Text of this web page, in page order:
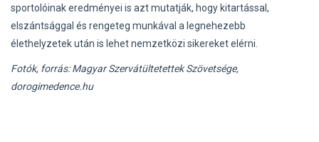
sportolóinak eredményei is azt mutatják, hogy kitartással,
elszántsággal és rengeteg munkával a legnehezebb
élethelyzetek után is lehet nemzetközi sikereket elérni.
Fotók, forrás: Magyar Szervátültetettek Szövetsége,
dorogimedence.hu